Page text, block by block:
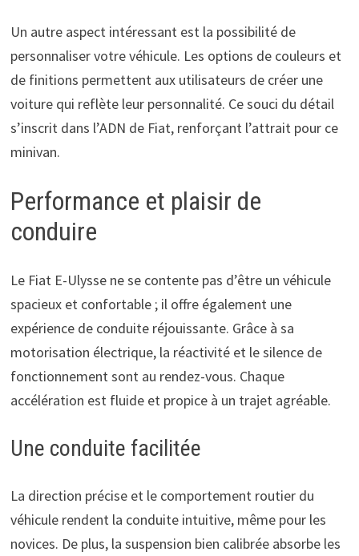
Un autre aspect intéressant est la possibilité de
personnaliser votre véhicule. Les options de couleurs et
de finitions permettent aux utilisateurs de créer une
voiture qui reflète leur personnalité. Ce souci du détail
s’inscrit dans l’ADN de Fiat, renforçant l’attrait pour ce
minivan.
Performance et plaisir de
conduire
Le Fiat E-Ulysse ne se contente pas d’être un véhicule
spacieux et confortable ; il offre également une
expérience de conduite réjouissante. Grâce à sa
motorisation électrique, la réactivité et le silence de
fonctionnement sont au rendez-vous. Chaque
accélération est fluide et propice à un trajet agréable.
Une conduite facilitée
La direction précise et le comportement routier du
véhicule rendent la conduite intuitive, même pour les
novices. De plus, la suspension bien calibrée absorbe les